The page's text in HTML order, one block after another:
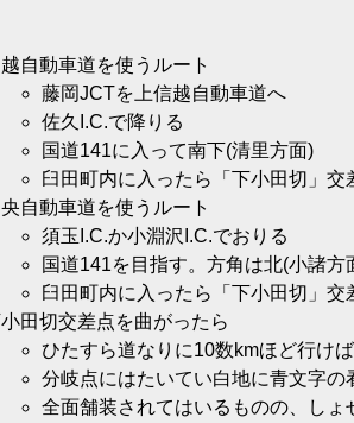
自動車道を使うルート
藤岡JCTを上信越自動車道へ
佐久I.C.で降りる
国道141に入って南下(清里方面)
臼田町内に入ったら「下小田切」交
自動車道を使うルート
須玉I.C.か小淵沢I.C.でおりる
国道141を目指す。方角は北(小諸方
臼田町内に入ったら「下小田切」交
田切交差点を曲がったら
ひたすら道なりに10数kmほど行け
分岐点にはたいてい白地に青文字
全面舗装されてはいるものの、し